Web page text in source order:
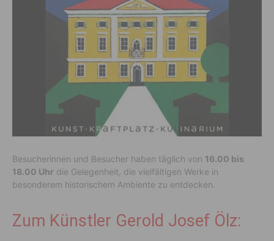
Besucherinnen und Besucher haben täglich von 16.00 bis
18.00 Uhr die Gelegenheit, die vielfältigen Werke in
besonderem historischem Ambiente zu entdecken.
Zum Künstler Gerold Josef Ölz: